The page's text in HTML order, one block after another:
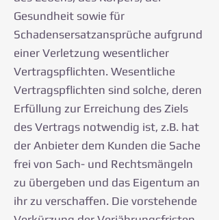
Gesundheit sowie für
Schadensersatzansprüche aufgrund
einer Verletzung wesentlicher
Vertragspflichten. Wesentliche
Vertragspflichten sind solche, deren
Erfüllung zur Erreichung des Ziels
des Vertrags notwendig ist, z.B. hat
der Anbieter dem Kunden die Sache
frei von Sach- und Rechtsmängeln
zu übergeben und das Eigentum an
ihr zu verschaffen. Die vorstehende